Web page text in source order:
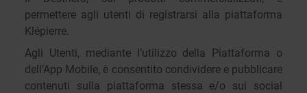
permettere agli utenti di registrarsi alla piattaforma
Klépierre.
Agli Utenti, mediante l’utilizzo della Piattaforma o
dell’App Mobile, è consentito condividere e pubblicare
contenuti sulla piattaforma stessa e/o sui social